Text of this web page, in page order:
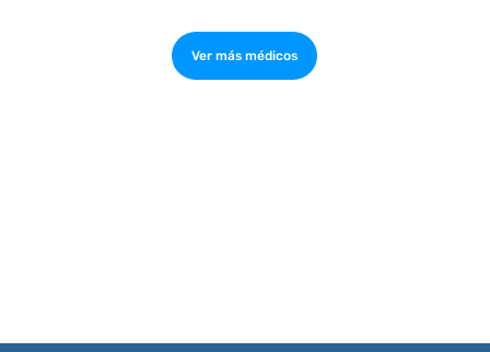
Ver más médicos